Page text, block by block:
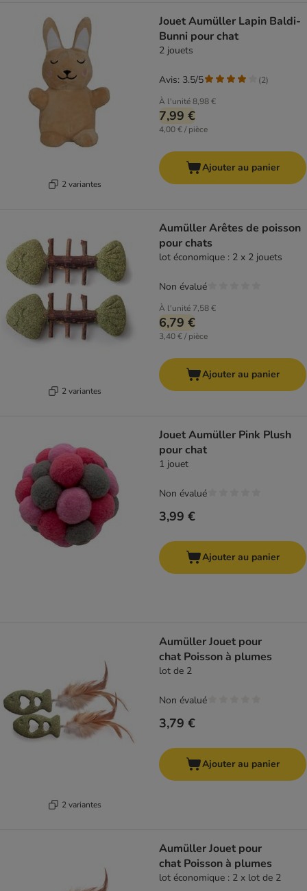
2 variantes
Jouet Aumüller Lapin Baldi-
Bunni pour chat
2 jouets
À l'unité8,98 €
7,99 €
4,00 € / pièce
Avis: 3.5/5 (2)
Ajouter au panier
2 variantes
Aumüller Arêtes de poisson
pour chats
lot économique : 2 x 2 jouets
À l'unité 7,58 €
6,79 €
3,40 € / pièce
Non évalué
Ajouter au panier
Jouet Aumüller Pink Plush
pour chat
1 jouet
3,99 €
Non évalué
Ajouter au panier
2 variantes
Aumüller Jouet pour
chat Poisson à plumes
lot de 2
3,79 €
Non évalué
Ajouter au panier
Aumüller Jouet pour
chat Poisson à plumes
lot économique : 2 x lot de 2